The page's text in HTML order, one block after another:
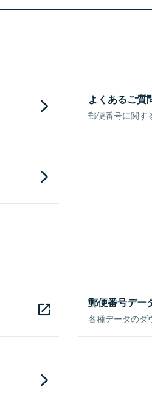
よくあるご質
郵便番号に関す
郵便番号デー
各種データのダ